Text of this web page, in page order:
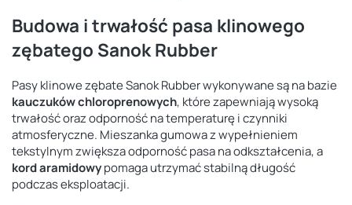
Budowa i trwałość pasa klinowego
zębatego Sanok Rubber
Pasy klinowe zębate Sanok Rubber wykonywane są na bazie
kauczuków chloroprenowych, które zapewniają wysoką
trwałość oraz odporność na temperaturę i czynniki
atmosferyczne. Mieszanka gumowa z wypełnieniem
tekstylnym zwiększa odporność pasa na odkształcenia, a
kord aramidowypomaga utrzymać stabilną długość
podczas eksploatacji.